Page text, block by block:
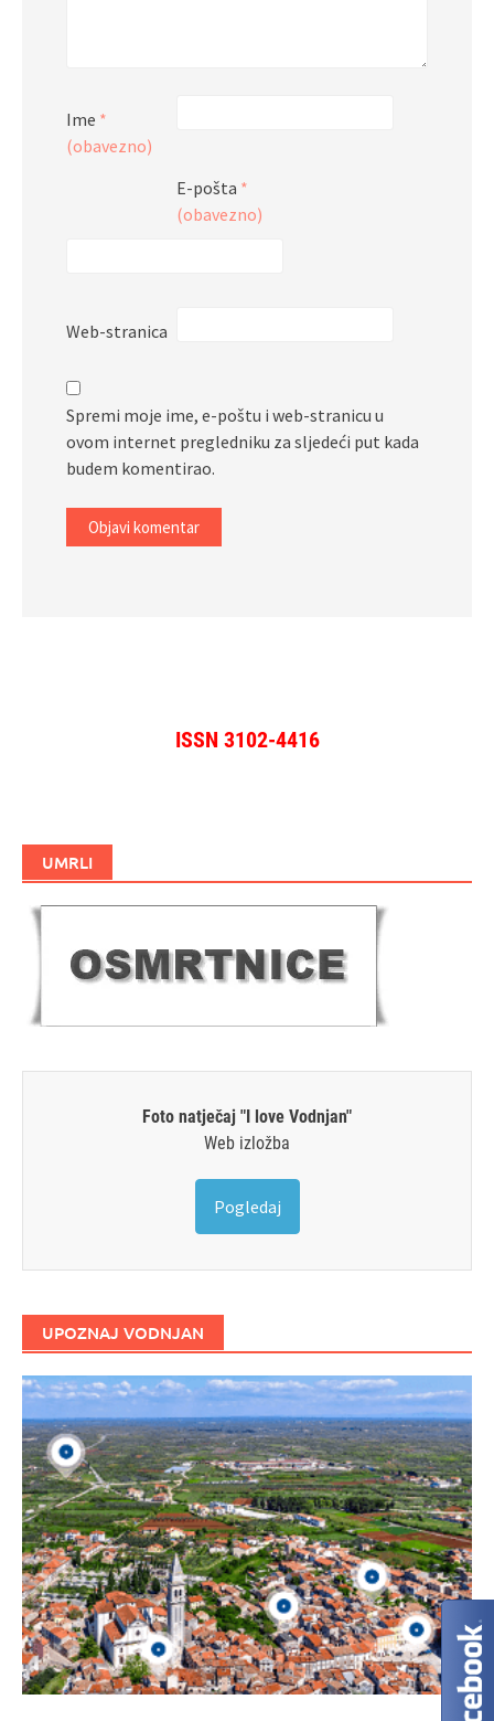
Ime *
(obavezno)
E-pošta *
(obavezno)
Web-stranica
Spremi moje ime, e-poštu i web-stranicu u
ovom internet pregledniku za sljedeći put kada
budem komentirao.
ISSN 3102-4416
UMRLI
Foto natječaj "I love Vodnjan"
Web izložba
Pogledaj
UPOZNAJ VODNJAN